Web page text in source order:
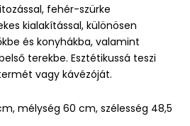
fehér-szürke
kialakítással, különösen
és konyhákba, valamint
terekbe. Esztétikussá teszi
vagy kávézóját.
mélység 60 cm, szélesség 48,5